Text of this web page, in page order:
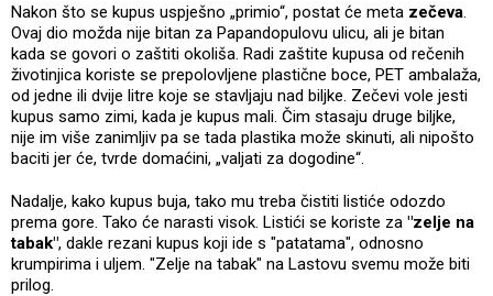
Nakon što se kupus uspješno „primio“, postat će meta zečeva.
Ovaj dio možda nije bitan za Papandopulovu ulicu, ali je bitan
kada se govori o zaštiti okoliša. Radi zaštite kupusa od rečenih
životinjica koriste se prepolovljene plastične boce, PET ambalaža,
od jedne ili dvije litre koje se stavljaju nad biljke. Zečevi vole jesti
kupus samo zimi, kada je kupus mali. Čim stasaju druge biljke,
nije im više zanimljiv pa se tada plastika može skinuti, ali nipošto
baciti jer će, tvrde domaćini, „valjati za dogodine“.
Nadalje, kako kupus buja, tako mu treba čistiti listiće odozdo
prema gore. Tako će narasti visok. Listići se koriste za "zelje na
tabak", dakle rezani kupus koji ide s "patatama", odnosno
krumpirima i uljem. "Zelje na tabak" na Lastovu svemu može biti
prilog.